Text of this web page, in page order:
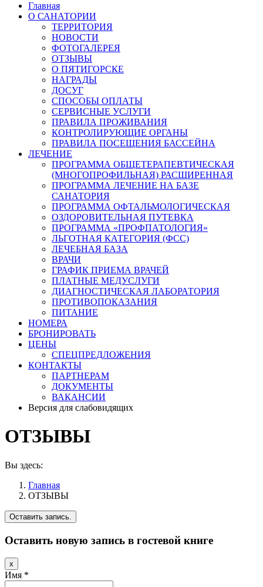
Главная
О САНАТОРИИ
ТЕРРИТОРИЯ
НОВОСТИ
ФОТОГАЛЕРЕЯ
ОТЗЫВЫ
О ПЯТИГОРСКЕ
НАГРАДЫ
ДОСУГ
СПОСОБЫ ОПЛАТЫ
СЕРВИСНЫЕ УСЛУГИ
ПРАВИЛА ПРОЖИВАНИЯ
КОНТРОЛИРУЮЩИЕ ОРГАНЫ
ПРАВИЛА ПОСЕЩЕНИЯ БАССЕЙНА
ЛЕЧЕНИЕ
ПРОГРАММА ОБЩЕТЕРАПЕВТИЧЕСКАЯ
(МНОГОПРОФИЛЬНАЯ) РАСШИРЕННАЯ
ПРОГРАММА ЛЕЧЕНИЕ НА БАЗЕ
САНАТОРИЯ
ПРОГРАММА ОФТАЛЬМОЛОГИЧЕСКАЯ
ОЗДОРОВИТЕЛЬНАЯ ПУТЕВКА
ПРОГРАММА «ПРОФПАТОЛОГИЯ»
ЛЬГОТНАЯ КАТЕГОРИЯ (ФСС)
ЛЕЧЕБНАЯ БАЗА
ВРАЧИ
ГРАФИК ПРИЕМА ВРАЧЕЙ
ПЛАТНЫЕ МЕДУСЛУГИ
ДИАГНОСТИЧЕСКАЯ ЛАБОРАТОРИЯ
ПРОТИВОПОКАЗАНИЯ
ПИТАНИЕ
НОМЕРА
БРОНИРОВАТЬ
ЦЕНЫ
СПЕЦПРЕДЛОЖЕНИЯ
КОНТАКТЫ
ПАРТНЕРАМ
ДОКУМЕНТЫ
ВАКАНСИИ
Версия для слабовидящих
ОТЗЫВЫ
Вы здесь:
Главная
ОТЗЫВЫ
Оставить новую запись в гостевой книге
x
эту
форму.
Имя *